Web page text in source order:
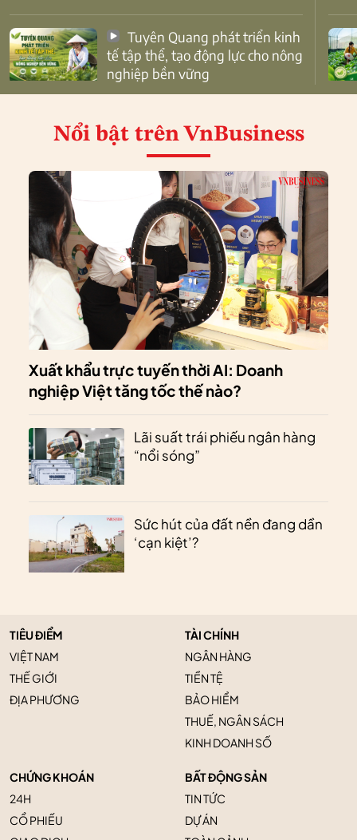
tế tập thể, tạo động lực cho nông
nghiệp bền vững
Nổi bật trên VnBusiness
Xuất khẩu trực tuyến thời AI: Doanh
nghiệp Việt tăng tốc thế nào?
Lãi suất trái phiếu ngân hàng
“nổi sóng”
Sức hút của đất nền đang dần
‘cạn kiệt’?
TIÊU ĐIỂM
VIỆT NAM
THẾ GIỚI
ĐỊA PHƯƠNG
TÀI CHÍNH
NGÂN HÀNG
TIỀN TỆ
BẢO HIỂM
THUẾ, NGÂN SÁCH
KINH DOANH SỐ
CHỨNG KHOÁN
24H
CỔ PHIẾU
BẤT ĐỘNG SẢN
TIN TỨC
DỰ ÁN